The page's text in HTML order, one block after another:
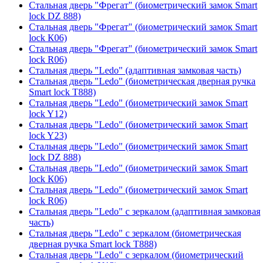
Стальная дверь "Фрегат" (биометрический замок Smart
lock DZ 888)
Стальная дверь "Фрегат" (биометрический замок Smart
lock К06)
Стальная дверь "Фрегат" (биометрический замок Smart
lock R06)
Стальная дверь "Ledo" (адаптивная замковая часть)
Стальная дверь "Ledo" (биометрическая дверная ручка
Smart lock T888)
Стальная дверь "Ledo" (биометрический замок Smart
lock Y12)
Стальная дверь "Ledo" (биометрический замок Smart
lock Y23)
Стальная дверь "Ledo" (биометрический замок Smart
lock DZ 888)
Стальная дверь "Ledo" (биометрический замок Smart
lock К06)
Стальная дверь "Ledo" (биометрический замок Smart
lock R06)
Стальная дверь "Ledo" с зеркалом (адаптивная замковая
часть)
Стальная дверь "Ledo" с зеркалом (биометрическая
дверная ручка Smart lock T888)
Стальная дверь "Ledo" с зеркалом (биометрический